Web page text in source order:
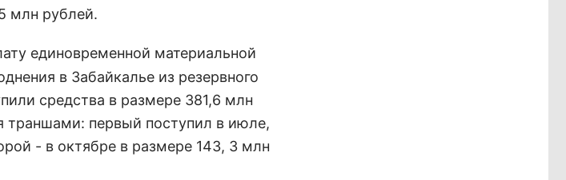
млн рублей.
единовременной материальной
в Забайкалье из резервного
средства в размере 381,6 млн
траншами: первый поступил в июле,
- в октябре в размере 143, 3 млн